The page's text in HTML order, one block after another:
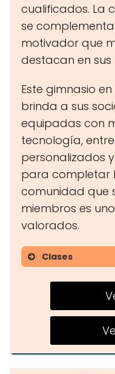
cualificados. La
se
motivador que
destacan en sus
Este gimnasio
brinda a sus
equipadas con
tecnología,
personalizados
para completar
comunidad que
miembros es
valorados.
Clases
Yoga